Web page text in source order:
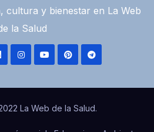
cultura y bienestar en La Web
la Salud
La Web de la Salud.